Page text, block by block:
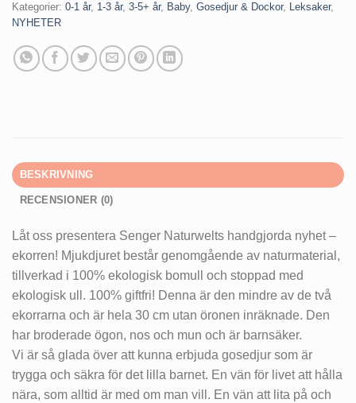
waitlist
for
this
product
Kategorier: 0-1 år, 1-3 år, 3-5+ år, Baby, Gosedjur & Dockor, Leksaker,
NYHETER
BESKRIVNING
RECENSIONER (0)
Låt oss presentera Senger Naturwelts handgjorda nyhet –
ekorren! Mjukdjuret består genomgående av naturmaterial,
tillverkad i 100% ekologisk bomull och stoppad med
ekologisk ull. 100% giftfri! Denna är den mindre av de två
ekorrarna och är hela 30 cm utan öronen inräknade. Den
har broderade ögon, nos och mun och är barnsäker.
Vi är så glada över att kunna erbjuda gosedjur som är
trygga och säkra för det lilla barnet. En vän för livet att hålla
nära, som alltid är med om man vill. En vän att lita på och